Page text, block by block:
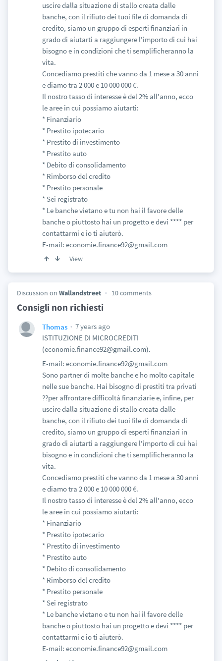
uscire dalla situazione di stallo creata dalle
banche, con il rifiuto dei tuoi file di domanda di
credito, siamo un gruppo di esperti finanziari in
grado di aiutarti a raggiungere l'importo di cui hai
bisogno e in condizioni che ti semplificheranno la
vita.
Concediamo prestiti che vanno da 1 mese a 30 anni
e diamo tra 2 000 e 10 000 000 €.
Il nostro tasso di interesse è del 2% all'anno, ecco
le aree in cui possiamo aiutarti:
* Finanziario
* Prestito ipotecario
* Prestito di investimento
* Prestito auto
* Debito di consolidamento
* Rimborso del credito
* Prestito personale
* Sei registrato
* Le banche vietano e tu non hai il favore delle
banche o piuttosto hai un progetto e devi **** per
contattarmi e io ti aiuterò.
E-mail: economie.finance92@gmail.com
View
Discussion on Wallandstreet 10 comments
Consigli non richiesti
Thomas
7 years ago
ISTITUZIONE DI MICROCREDITI
(economie.finance92@gmail.com).
E-mail: economie.finance92@gmail.com
Sono partner di molte banche e ho molto capitale
nelle sue banche. Hai bisogno di prestiti tra privati
??per affrontare difficoltà finanziarie e, infine, per
uscire dalla situazione di stallo creata dalle
banche, con il rifiuto dei tuoi file di domanda di
credito, siamo un gruppo di esperti finanziari in
grado di aiutarti a raggiungere l'importo di cui hai
bisogno e in condizioni che ti semplificheranno la
vita.
Concediamo prestiti che vanno da 1 mese a 30 anni
e diamo tra 2 000 e 10 000 000 €.
Il nostro tasso di interesse è del 2% all'anno, ecco
le aree in cui possiamo aiutarti:
* Finanziario
* Prestito ipotecario
* Prestito di investimento
* Prestito auto
* Debito di consolidamento
* Rimborso del credito
* Prestito personale
* Sei registrato
* Le banche vietano e tu non hai il favore delle
banche o piuttosto hai un progetto e devi **** per
contattarmi e io ti aiuterò.
E-mail: economie.finance92@gmail.com